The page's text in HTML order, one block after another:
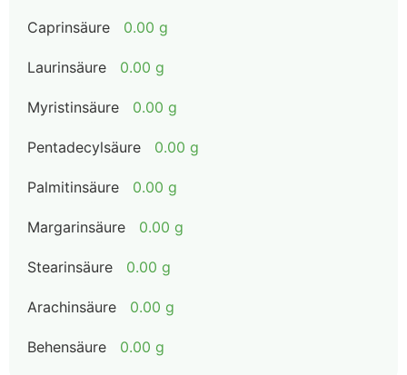
Caprinsäure 0.00 g
Laurinsäure 0.00 g
Myristinsäure 0.00 g
Pentadecylsäure 0.00 g
Palmitinsäure 0.00 g
Margarinsäure 0.00 g
Stearinsäure 0.00 g
Arachinsäure 0.00 g
Behensäure 0.00 g